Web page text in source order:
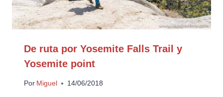
De ruta por Yosemite Falls Trail y
Yosemite point
Por Miguel 14/06/2018